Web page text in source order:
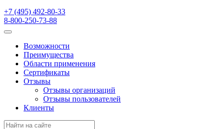
+7 (495) 492-80-33
8-800-250-73-88
Возможности
Преимущества
Области применения
Сертификаты
Отзывы
Отзывы организаций
Отзывы пользователей
Клиенты